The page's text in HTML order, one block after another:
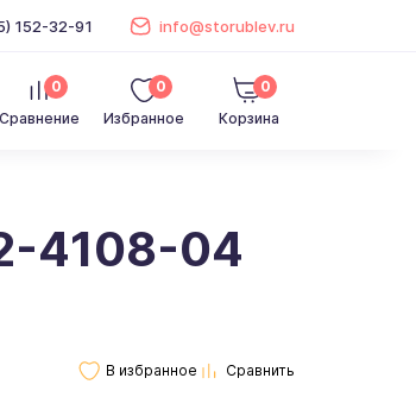
152-32-91 info@storublev.ru
Сравнение
0
Избранное
0
Корзина
0
4108-04